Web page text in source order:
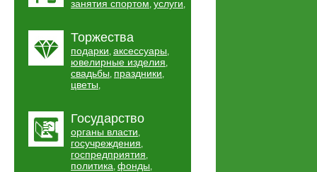
занятия спортом, услуги,
Торжества
подарки, аксессуары,
ювелирные изделия,
свадьбы, праздники,
цветы,
Государство
органы власти,
госучреждения,
госпредприятия,
политика, фонды,